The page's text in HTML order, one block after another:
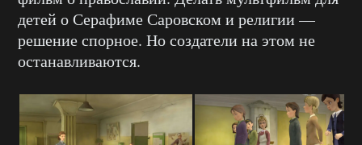
детей о Серафиме Саровском и религии —
решение спорное. Но создатели на этом не
останавливаются.